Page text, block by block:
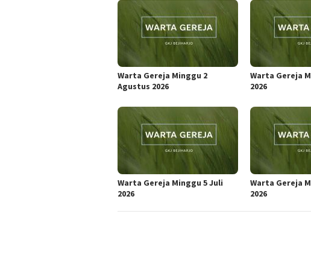
Warta Gereja Minggu 2
Agustus 2026
Warta Gereja
2026
Warta Gereja Minggu 5 Juli
2026
Warta Gereja
2026